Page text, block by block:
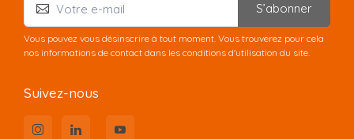
S’abonner
Vous pouvez vous désinscrire à tout moment. Vous trouverez pour cela
nos informations de contact dans les conditions d'utilisation du site.
Suivez-nous